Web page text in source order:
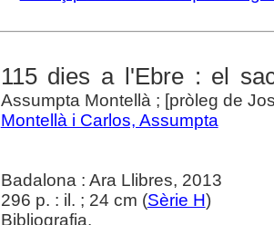
115 dies a l'Ebre : el
Assumpta Montellà ; [pròleg de
Montellà i Carlos, Assumpta
Badalona : Ara Llibres, 2013
296 p. : il. ; 24 cm (Sèrie H)
Bibliografia.